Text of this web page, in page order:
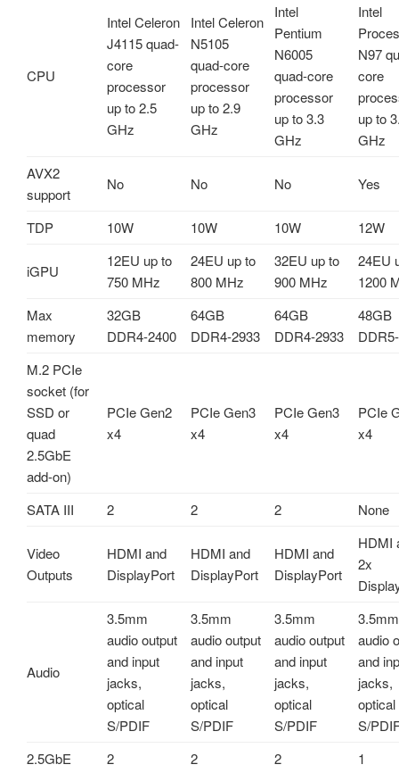
CPU
Intel Celeron
J4115 quad-
core
processor
up to 2.5
GHz
Intel Celeron
N5105
quad-core
processor
up to 2.9
GHz
Intel
Pentium
N6005
quad-core
processor
up to 3.3
GHz
Intel
N97
core
up to
GHz
AVX2
support
No No No Yes
TDP 10W 10W 10W 12W
iGPU
12EU up to
750 MHz
24EU up to
800 MHz
32EU up to
900 MHz
24EU
1200
Max
memory
32GB
DDR4-2400
64GB
DDR4-2933
64GB
DDR4-2933
48GB
M.2 PCIe
socket (for
SSD or
quad
2.5GbE
add-on)
PCIe Gen2
x4
PCIe Gen3
x4
PCIe Gen3
x4
PCIe
x4
SATA III 2 2 2 None
Video
Outputs
HDMI and
DisplayPort
HDMI and
DisplayPort
HDMI and
DisplayPort
HDMI
2x
Audio
3.5mm
audio output
and input
jacks,
optical
S/PDIF
3.5mm
audio output
and input
jacks,
optical
S/PDIF
3.5mm
audio output
and input
jacks,
optical
S/PDIF
3.5mm
audio
and
jacks,
optical
S/
2.5GbE
2 2 2 1